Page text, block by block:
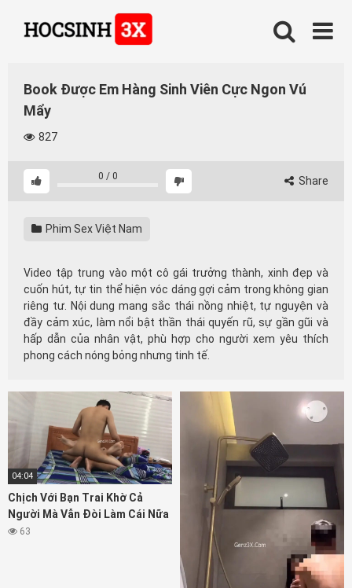
content
Book Được Em Hàng Sinh Viên Cực Ngon Vú
Mẩy
827
0 / 0 Share
Phim Sex Việt Nam
Video tập trung vào một cô gái trưởng thành, xinh đẹp và
cuốn hút, tự tin thể hiện vóc dáng gợi cảm trong không gian
riêng tư. Nội dung mang sắc thái nồng nhiệt, tự nguyện và
đầy cảm xúc, làm nổi bật thần thái quyến rũ, sự gần gũi và
hấp dẫn của nhân vật, phù hợp cho người xem yêu thích
phong cách nóng bỏng nhưng tinh tế.
04:04
Chịch Với Bạn Trai Khờ Cả
Người Mà Vẫn Đòi Làm Cái Nữa
63